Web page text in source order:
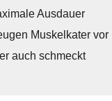
Ausdauer
­Muskelkater vor
auch schmeckt